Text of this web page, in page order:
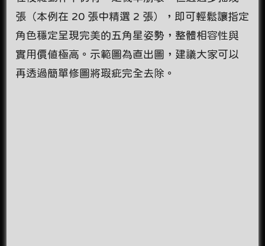
張（本例在 20 張中精選 2 張），即可輕鬆讓指定
角色穩定呈現完美的五角星姿勢，整體相容性與
實用價值極高。示範圖為直出圖，建議大家可以
再透過簡單修圖將瑕疵完全去除。